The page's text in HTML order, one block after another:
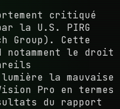
critiqué
la U.S. PIRG
Group). Cette
le droit
la mauvaise
Pro en termes
du rapport